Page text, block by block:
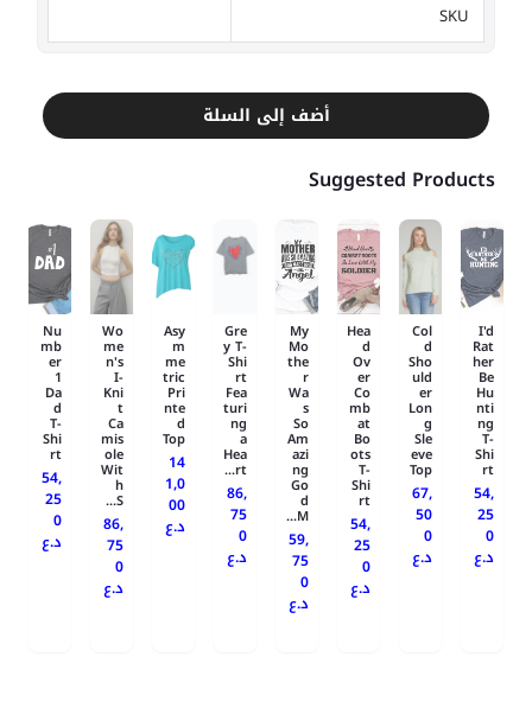
SKU
أضف إلى السلة
Suggested Products
I'd
Rat
her
Be
Hu
nti
ng
T-
Shi
rt
54,
25
0
د.ع
Col
d
Sho
uld
er
Lon
g
Sle
eve
Top
67,
50
0
د.ع
Hea
d
Ov
er
Co
mb
at
Bo
ots
T-
Shi
rt
54,
25
0
د.ع
My
Mo
the
r
Wa
s
So
Am
azi
ng
Go
d
M...
59,
75
0
د.ع
Gre
y T-
Shi
rt
Fea
turi
ng
a
Hea
rt...
86,
75
0
د.ع
Asy
m
me
tric
Pri
nte
d
Top
14
1,0
00
د.ع
Wo
me
n's
I-
Kni
t
Ca
mis
ole
Wit
h
S...
86,
75
0
د.ع
Nu
mb
er
1
Da
d
T-
Shi
rt
54,
25
0
د.ع